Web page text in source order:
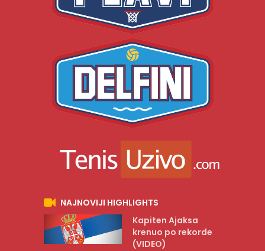
NAJNOVIJI HIGHLIGHTS
Kapiten Ajaksa
krenuo po rekorde
(VIDEO)